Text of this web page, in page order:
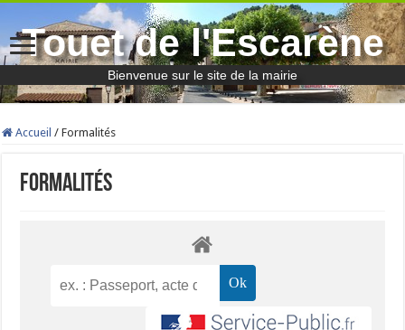
Touet de l'Escarène
Bienvenue sur le site de la mairie
Accueil / Formalités
Formalités